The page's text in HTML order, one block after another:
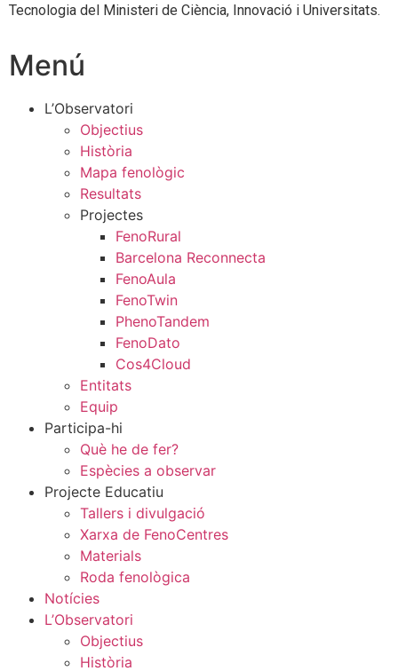
Tecnologia del Ministeri de Ciència, Innovació i Universitats.
Menú
L’Observatori
Objectius
Història
Mapa fenològic
Resultats
Projectes
FenoRural
Barcelona Reconnecta
FenoAula
FenoTwin
PhenoTandem
FenoDato
Cos4Cloud
Entitats
Equip
Participa-hi
Què he de fer?
Espècies a observar
Projecte Educatiu
Tallers i divulgació
Xarxa de FenoCentres
Materials
Roda fenològica
Notícies
L’Observatori
Objectius
Història